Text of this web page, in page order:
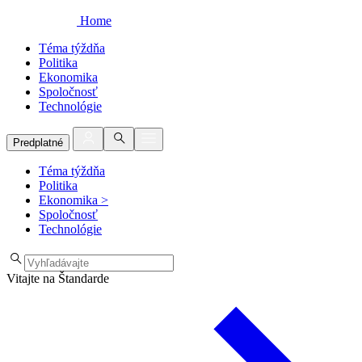
Home
Téma týždňa
Politika
Ekonomika
Spoločnosť
Technológie
Predplatné
Téma týždňa
Politika
Ekonomika >
Spoločnosť
Technológie
Vitajte na Štandarde